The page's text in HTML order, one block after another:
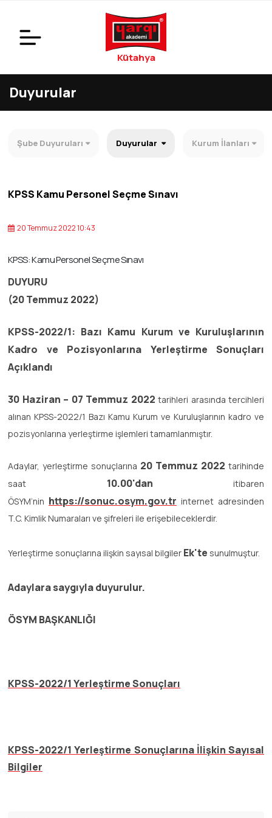
Kütahya
Duyurular
Şube Duyuruları Duyurular Kurum İlanları
KPSS Kamu Personel Seçme Sınavı
20 Temmuz 2022 10:43
KPSS: Kamu Personel Seçme Sınavı
DUYURU
(20 Temmuz 2022)
KPSS-2022/1: Bazı Kamu Kurum ve Kuruluşlarının
Kadro ve Pozisyonlarına Yerleştirme Sonuçları
Açıklandı
30 Haziran – 07 Temmuz 2022 tarihleri arasında tercihleri
alınan KPSS-2022/1 Bazı Kamu Kurum ve Kuruluşlarının kadro ve
pozisyonlarına yerleştirme işlemleri tamamlanmıştır.
Adaylar, yerleştirme sonuçlarına 20 Temmuz 2022 tarihinde
saat 10.00'dan itibaren
ÖSYM’nin https://sonuc.osym.gov.tr internet adresinden
T.C. Kimlik Numaraları ve şifreleri ile erişebileceklerdir.
Yerleştirme sonuçlarına ilişkin sayısal bilgiler Ek'te sunulmuştur.
Adaylara saygıyla duyurulur.
ÖSYM BAŞKANLIĞI
KPSS-2022/1 Yerleştirme Sonuçları
KPSS-2022/1 Yerleştirme Sonuçlarına İlişkin Sayısal
Bilgiler